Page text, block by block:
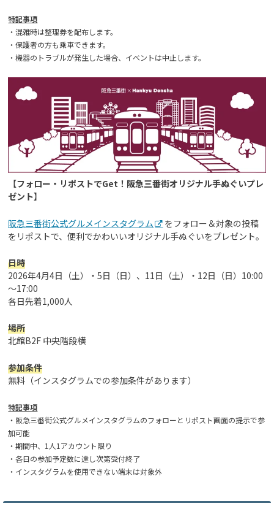
特記事項
・混雑時は整理券を配布します。
・保護者の方も乗車できます。
・機器のトラブルが発生した場合、イベントは中止します。
【フォロー・リポストでGet！阪急三番街オリジナル手ぬぐいプレ
ゼント】
阪急三番街公式グルメインスタグラム
をフォロー＆対象の投稿
をリポストで、便利でかわいいオリジナル手ぬぐいをプレゼント。
日時
2026年4月4日（土）・5日（日）、11日（土）・12日（日）10:00
～17:00
各日先着1,000人
場所
北館B2F 中央階段横
参加条件
無料（インスタグラムでの参加条件があります）
特記事項
・阪急三番街公式グルメインスタグラムのフォローとリポスト画面の提示で参
加可能
・期間中、1人1アカウント限り
・各日の参加予定数に達し次第受付終了
・インスタグラムを使用できない端末は対象外